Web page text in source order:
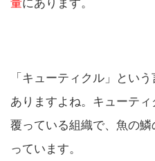
量にあります。
「キューティクル」とい
ありますよね。キューテ
覆っている組織で、魚の
っています。